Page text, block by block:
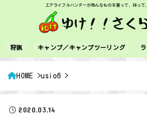
エアライフルハンターが色んなものを獲って、採って
狩猟 キャンプ／キャンプツーリング
HOME usio6
2020.03.14